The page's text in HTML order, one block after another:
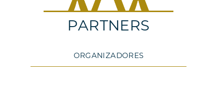
PARTNERS
ORGANIZADORES